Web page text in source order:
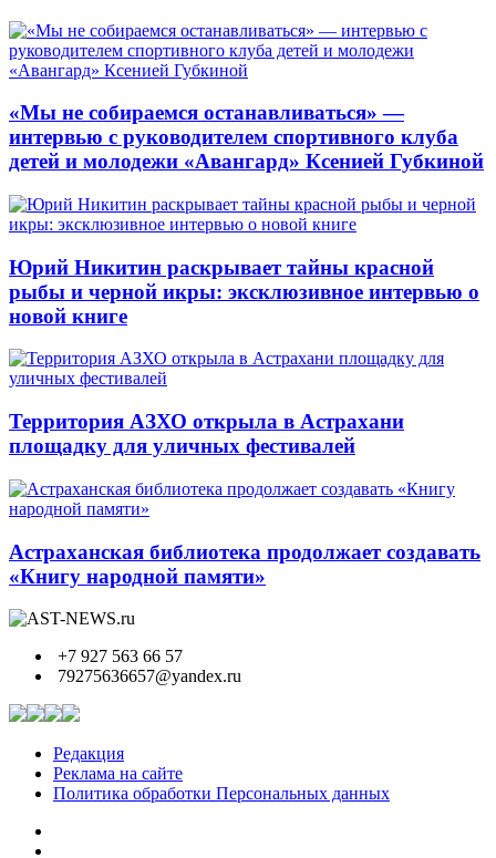
«Мы не собираемся останавливаться» —
интервью с руководителем спортивного клуба
детей и молодежи «Авангард» Ксенией Губкиной
Юрий Никитин раскрывает тайны красной
рыбы и черной икры: эксклюзивное интервью о
новой книге
Территория АЗХО открыла в Астрахани
площадку для уличных фестивалей
Астраханская библиотека продолжает создавать
«Книгу народной памяти»
+7 927 563 66 57
79275636657@yandex.ru
Редакция
Реклама на сайте
Политика обработки Персональных данных